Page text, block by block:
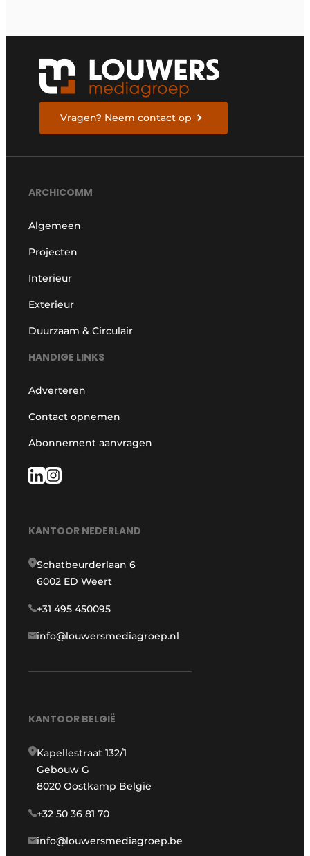
Vragen? Neem contact op
ARCHICOMM
Algemeen
Projecten
Interieur
Exterieur
Duurzaam & Circulair
HANDIGE LINKS
Adverteren
Contact opnemen
Abonnement aanvragen
KANTOOR NEDERLAND
Schatbeurderlaan 6
6002 ED Weert
+31 495 450095
info@louwersmediagroep.nl
KANTOOR BELGIË
Kapellestraat 132/1
Gebouw G
8020 Oostkamp België
+32 50 36 81 70
info@louwersmediagroep.be